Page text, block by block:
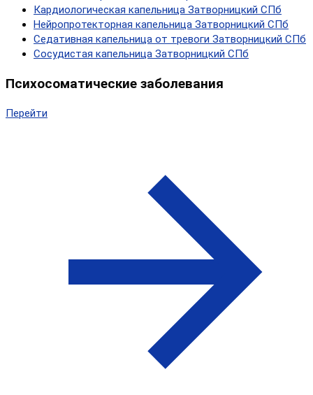
Кардиологическая капельница Затворницкий СПб
Нейропротекторная капельница Затворницкий СПб
Седативная капельница от тревоги Затворницкий СПб
Сосудистая капельница Затворницкий СПб
Психосоматические заболевания
Перейти